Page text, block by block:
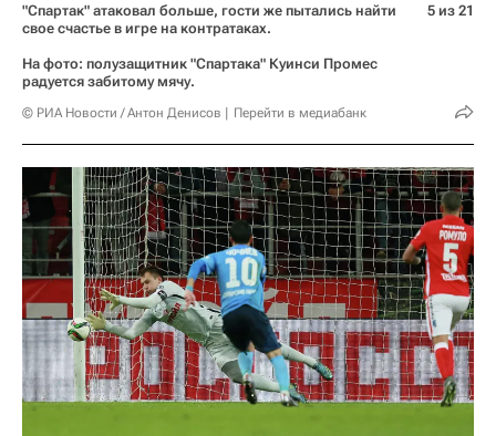
"Спартак" атаковал больше, гости же пытались найти
свое счастье в игре на контратаках.
На фото: полузащитник "Спартака" Куинси Промес
радуется забитому мячу.
© РИА Новости / Антон Денисов Перейти в медиабанк
5 из 21